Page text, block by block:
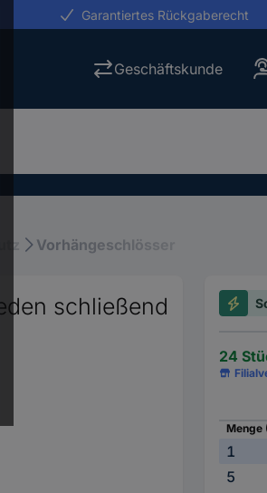
Garantiertes Rückgaberecht
Geschäftskunde
Vorhängeschlösser
schließend
24
Menge
1
5